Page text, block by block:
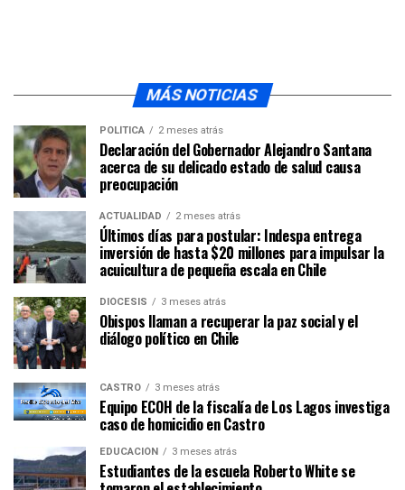
MÁS NOTICIAS
POLÍTICA 2 meses atrás
Declaración del Gobernador Alejandro Santana
acerca de su delicado estado de salud causa
preocupación
ACTUALIDAD 2 meses atrás
Últimos días para postular: Indespa entrega
inversión de hasta $20 millones para impulsar la
acuicultura de pequeña escala en Chile
DIÓCESIS 3 meses atrás
Obispos llaman a recuperar la paz social y el
diálogo político en Chile
CASTRO 3 meses atrás
Equipo ECOH de la fiscalía de Los Lagos investiga
caso de homicidio en Castro
EDUCACIÓN 3 meses atrás
Estudiantes de la escuela Roberto White se